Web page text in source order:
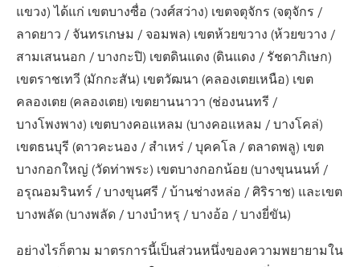
แขวง) ได้แก่ เขตบางซื่อ (วงศ์สว่าง) เขตจตุจักร (จตุจักร /
ลาดยาว / จันทรเกษม / จอมพล) เขตห้วยขวาง (ห้วยขวาง /
สามเสนนอก / บางกะปิ) เขตดินแดง (ดินแดง / รัชดาภิเษก)
เขตราชเทวี (มักกะสัน) เขตวัฒนา (คลองเตยเหนือ) เขต
คลองเตย (คลองเตย) เขตยานนาวา (ช่องนนทรี /
บางโพงพาง) เขตบางคอแหลม (บางคอแหลม / บางโคล่)
เขตธนบุรี (ดาวคะนอง / สำเหร่ / บุคคโล / ตลาดพลู) เขต
บางกอกใหญ่ (วัดท่าพระ) เขตบางกอกน้อย (บางขุนนนท์ /
อรุณอมรินทร์ / บางขุนศรี / บ้านช่างหล่อ / ศิริราช) และเขต
บางพลัด (บางพลัด / บางบำหรุ / บางอ้อ / บางยี่ขัน)
อย่างไรก็ตาม มาตรการนี้เป็นส่วนหนึ่งของความพยายามใน